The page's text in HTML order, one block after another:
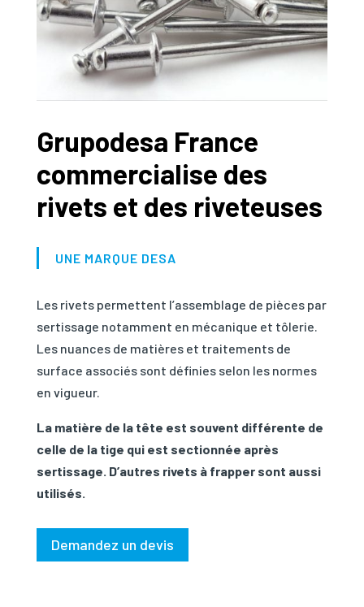
Grupodesa France
commercialise des
rivets et des riveteuses
UNE MARQUE DESA
Les rivets permettent l’assemblage de pièces par
sertissage notamment en mécanique et tôlerie.
Les nuances de matières et traitements de
surface associés sont définies selon les normes
en vigueur.
La matière de la tête est souvent différente de
celle de la tige qui est sectionnée après
sertissage. D’autres rivets à frapper sont aussi
utilisés.
Demandez un devis